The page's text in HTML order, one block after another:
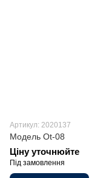
Артикул: 2020137
Модель Ot-08
Ціну уточнюйте
Під замовлення